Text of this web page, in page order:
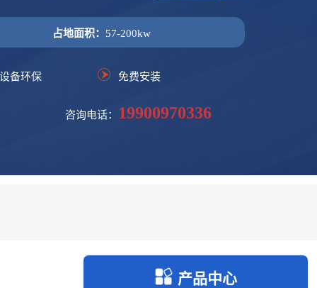
占地面积： 57-200kw
设备环保 免费安装
咨询电话： 19900970336
产品中心